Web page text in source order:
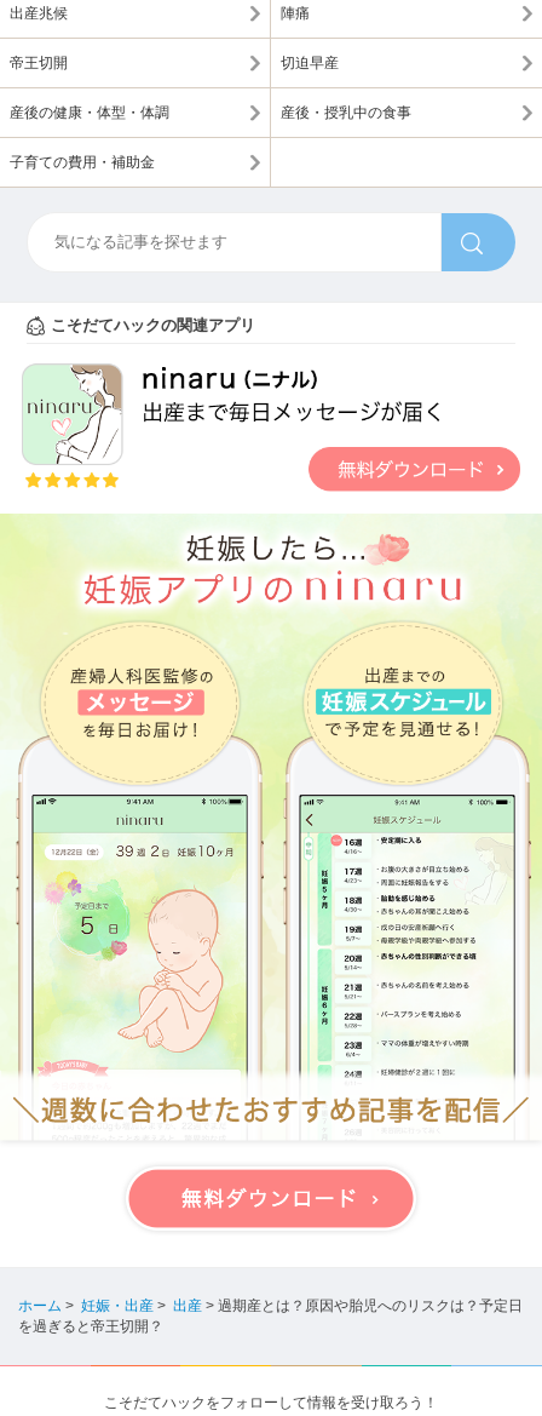
出産兆候 陣痛
帝王切開 切迫早産
産後の健康・体型・体調 産後・授乳中の食事
子育ての費用・補助金
こそだてハックの関連アプリ
ホーム > 妊娠・出産 > 出産 > 過期産とは？原因や胎児へのリスクは？予定日
を過ぎると帝王切開？
こそだてハックをフォローして情報を受け取ろう！